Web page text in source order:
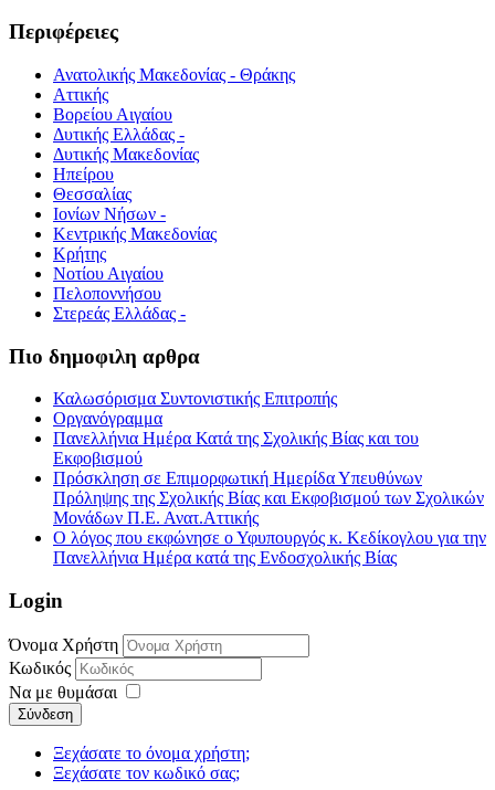
Περιφέρειες
Ανατολικής Μακεδονίας - Θράκης
Αττικής
Βορείου Αιγαίου
Δυτικής Ελλάδας -
Δυτικής Μακεδονίας
Ηπείρου
Θεσσαλίας
Ιονίων Νήσων -
Κεντρικής Μακεδονίας
Κρήτης
Νοτίου Αιγαίου
Πελοποννήσου
Στερεάς Ελλάδας -
Πιο δημοφιλη αρθρα
Καλωσόρισμα Συντονιστικής Επιτροπής
Οργανόγραμμα
Πανελλήνια Ημέρα Κατά της Σχολικής Βίας και του
Εκφοβισμού
Πρόσκληση σε Επιμορφωτική Ημερίδα Υπευθύνων
Πρόληψης της Σχολικής Βίας και Εκφοβισμού των Σχολικών
Μονάδων Π.Ε. Ανατ.Αττικής
Ο λόγος που εκφώνησε ο Υφυπουργός κ. Κεδίκογλου για την
Πανελλήνια Ημέρα κατά της Ενδοσχολικής Βίας
Login
Όνομα Χρήστη
Κωδικός
Να με θυμάσαι
Σύνδεση
Ξεχάσατε το όνομα χρήστη;
Ξεχάσατε τον κωδικό σας;